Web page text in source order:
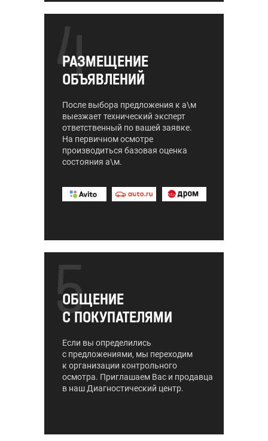
РАЗМЕЩЕНИЕ
ОБЪЯВЛЕНИЙ
После выбора предложения к а\м
выезжает технический эксперт
ответственный по вашей заявке.
На первичном осмотре
производиться базовая оценка
состояния а\м.
ОБЩЕНИЕ
С ПОКУПАТЕЛЯМИ
Если вы определились
с предложениями, мы переходим
к организации контрольного
осмотра. Приглашаем Вас и продавца
в наш Диагностический центр.
4
5